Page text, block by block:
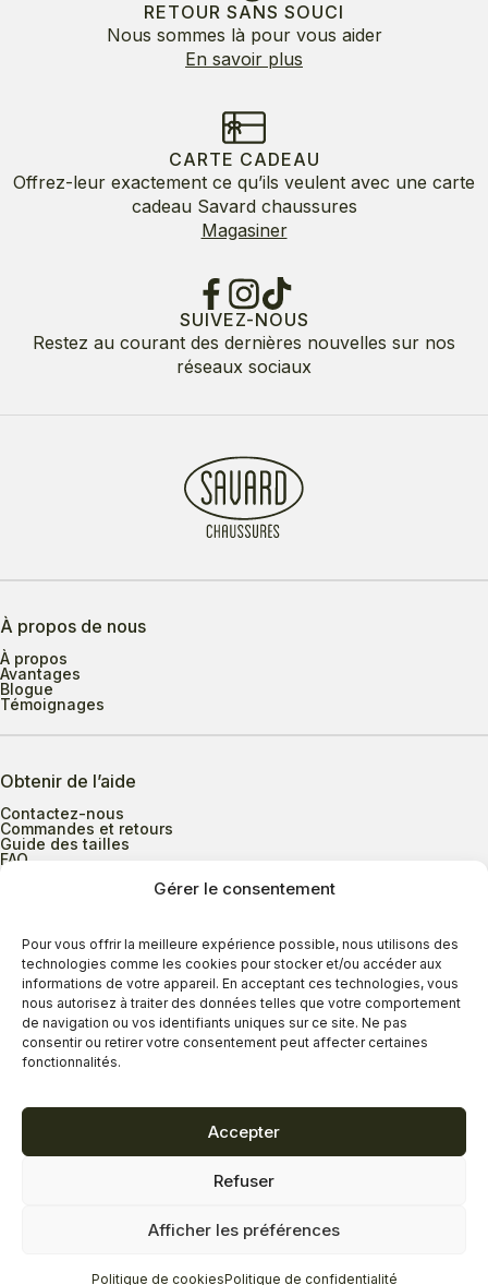
Gérer le consentement
Pour vous offrir la meilleure expérience possible, nous utilisons des
technologies comme les cookies pour stocker et/ou accéder aux
informations de votre appareil. En acceptant ces technologies, vous
nous autorisez à traiter des données telles que votre comportement
de navigation ou vos identifiants uniques sur ce site. Ne pas
consentir ou retirer votre consentement peut affecter certaines
fonctionnalités.
Accepter
Refuser
Afficher les préférences
Politique de cookiesPolitique de confidentialité
RETOUR SANS SOUCI
Nous sommes là pour vous aider
En savoir plus
CARTE CADEAU
Offrez-leur exactement ce qu’ils veulent avec une carte
cadeau Savard chaussures
Magasiner
SUIVEZ-NOUS
Restez au courant des dernières nouvelles sur nos
réseaux sociaux
À propos de nous
À propos
Avantages
Blogue
Témoignages
Obtenir de l’aide
Contactez-nous
Commandes et retours
Guide des tailles
FAQ
Heures d’ouverture
Lundi au mercredi
9h00 à 17h30
Jeudi
9h00 à 20h00
Vendredi
9h00 à 18h00
Dimanche
11h00 à 16h30
Termes et conditions
Réalisation Zonart Communications